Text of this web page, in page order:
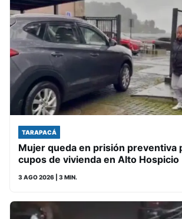
TARAPACÁ
Mujer queda en prisión preventiva
cupos de vivienda en Alto Hospicio
3 AGO 2026 | 3 MIN.